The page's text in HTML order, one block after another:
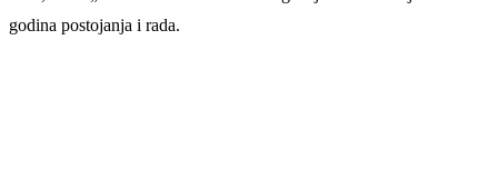
godina postojanja i rada.